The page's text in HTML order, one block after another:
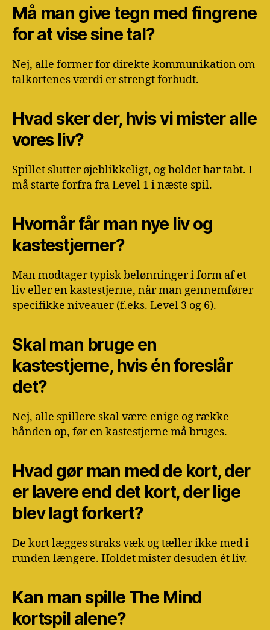
Må man give tegn med fingrene
for at vise sine tal?
Nej, alle former for direkte kommunikation om
talkortenes værdi er strengt forbudt.
Hvad sker der, hvis vi mister alle
vores liv?
Spillet slutter øjeblikkeligt, og holdet har tabt. I
må starte forfra fra Level 1 i næste spil.
Hvornår får man nye liv og
kastestjerner?
Man modtager typisk belønninger i form af et
liv eller en kastestjerne, når man gennemfører
specifikke niveauer (f.eks. Level 3 og 6).
Skal man bruge en
kastestjerne, hvis én foreslår
det?
Nej, alle spillere skal være enige og række
hånden op, før en kastestjerne må bruges.
Hvad gør man med de kort, der
er lavere end det kort, der lige
blev lagt forkert?
De kort lægges straks væk og tæller ikke med i
runden længere. Holdet mister desuden ét liv.
Kan man spille The Mind
kortspil alene?